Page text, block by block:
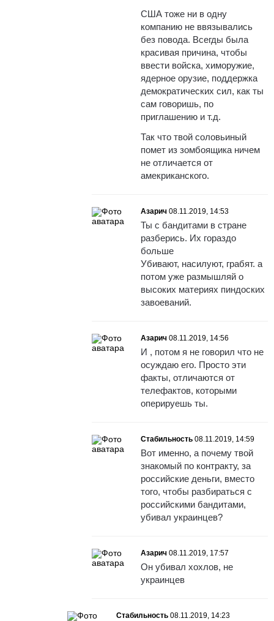
США тоже ни в одну
компанию не ввязывались
без повода. Всегды была
красивая причина, чтобы
ввести войска, химоружие,
ядерное орузие, поддержка
демократических сил, как ты
сам говоришь, по
приглашению и т.д.
Так что твой соловьиный
помет из зомбоящика ничем
не отличается от
амекриканского.
Азарич 08.11.2019, 14:53
Ты с бандитами в стране
разберись. Их гораздо
больше
Убивают, насилуют, грабят. а
потом уже размышляй о
высоких материях пиндоских
завоеваний.
Азарич 08.11.2019, 14:56
И , потом я не говорил что не
осуждаю его. Просто эти
факты, отличаются от
телефактов, которыми
оперируешь ты.
Стабильность 08.11.2019, 14:59
Вот именно, а почему твой
знакомый по контракту, за
российские деньги, вместо
того, чтобы разбираться с
российскими бандитами,
убивал украинцев?
Азарич 08.11.2019, 17:57
Он убивал хохлов, не
украинцев
Стабильность 08.11.2019, 14:23